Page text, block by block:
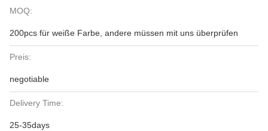
MOQ:
200pcs für weiße Farbe, andere müssen mit uns überprüfen
Preis:
negotiable
Delivery Time:
25-35days